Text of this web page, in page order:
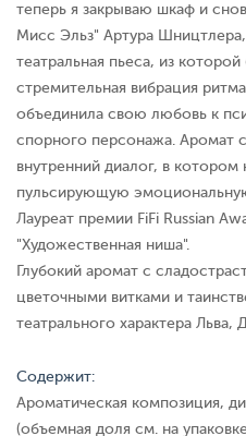
теперь я закрываю шкаф и
Мисс Эльз" Артура Шництлера,
театральная пьеса, из
стремительная вибрация
объединила свою любовь к
спорного персонажа. Аромат
внутренний диалог, в
пульсирующую
Лауреат премии FiFi Russian
"Художественная ниша".
Глубокий аромат с
цветочными витками и
театрального характера Льва,
Содержит:
Ароматическая композиция,
(объемная доля см. на